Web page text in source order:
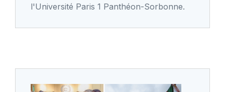
l'Université Paris 1 Panthéon-Sorbonne.